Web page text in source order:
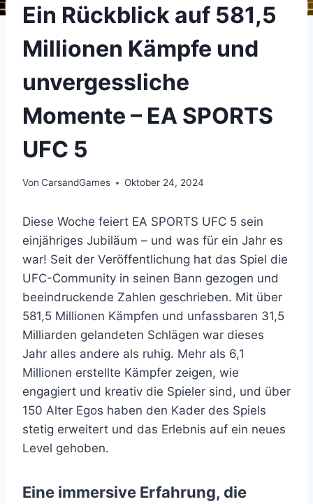
Ein Rückblick auf 581,5
Millionen Kämpfe und
unvergessliche
Momente – EA SPORTS
UFC 5
Von CarsandGames Oktober 24, 2024
Diese Woche feiert EA SPORTS UFC 5 sein
einjähriges Jubiläum – und was für ein Jahr es
war! Seit der Veröffentlichung hat das Spiel die
UFC-Community in seinen Bann gezogen und
beeindruckende Zahlen geschrieben. Mit über
581,5 Millionen Kämpfen und unfassbaren 31,5
Milliarden gelandeten Schlägen war dieses
Jahr alles andere als ruhig. Mehr als 6,1
Millionen erstellte Kämpfer zeigen, wie
engagiert und kreativ die Spieler sind, und über
150 Alter Egos haben den Kader des Spiels
stetig erweitert und das Erlebnis auf ein neues
Level gehoben.
Eine immersive Erfahrung, die